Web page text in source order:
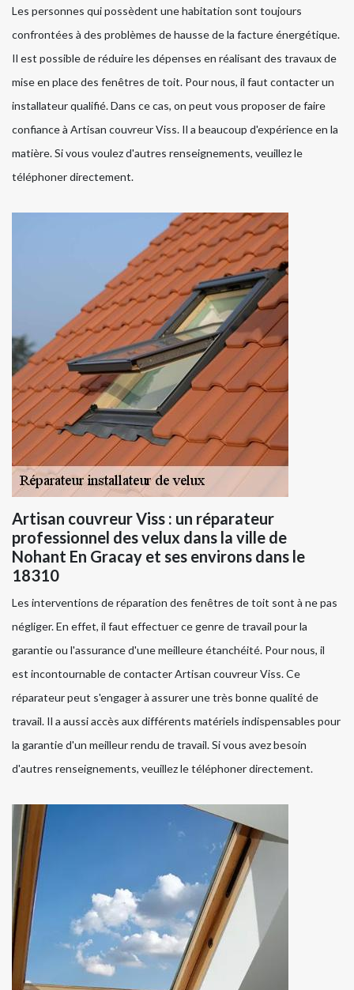
Les personnes qui possèdent une habitation sont toujours
confrontées à des problèmes de hausse de la facture énergétique.
Il est possible de réduire les dépenses en réalisant des travaux de
mise en place des fenêtres de toit. Pour nous, il faut contacter un
installateur qualifié. Dans ce cas, on peut vous proposer de faire
confiance à Artisan couvreur Viss. Il a beaucoup d'expérience en la
matière. Si vous voulez d'autres renseignements, veuillez le
téléphoner directement.
Artisan couvreur Viss : un réparateur
professionnel des velux dans la ville de
Nohant En Gracay et ses environs dans le
18310
Les interventions de réparation des fenêtres de toit sont à ne pas
négliger. En effet, il faut effectuer ce genre de travail pour la
garantie ou l'assurance d'une meilleure étanchéité. Pour nous, il
est incontournable de contacter Artisan couvreur Viss. Ce
réparateur peut s'engager à assurer une très bonne qualité de
travail. Il a aussi accès aux différents matériels indispensables pour
la garantie d'un meilleur rendu de travail. Si vous avez besoin
d'autres renseignements, veuillez le téléphoner directement.